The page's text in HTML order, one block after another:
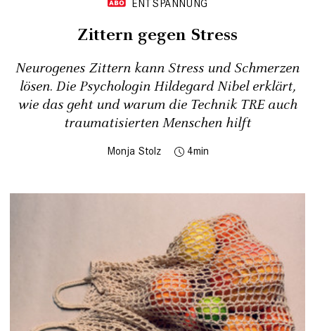
ENTSPANNUNG
Zittern gegen Stress
Neurogenes Zittern kann Stress und Schmerzen
lösen. Die Psychologin Hildegard Nibel erklärt,
wie das geht und warum die Technik TRE auch
traumatisierten Menschen hilft
Monja Stolz 4